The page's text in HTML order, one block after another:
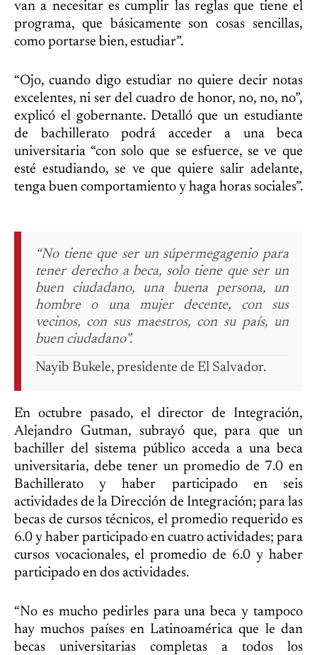
van a necesitar es cumplir las reglas que tiene el
programa, que básicamente son cosas sencillas,
como portarse bien, estudiar”.
“Ojo, cuando digo estudiar no quiere decir notas
excelentes, ni ser del cuadro de honor, no, no, no”,
explicó el gobernante. Detalló que un estudiante
de bachillerato podrá acceder a una beca
universitaria “con solo que se esfuerce, se ve que
esté estudiando, se ve que quiere salir adelante,
tenga buen comportamiento y haga horas sociales”.
“No tiene que ser un súpermegagenio para
tener derecho a beca, solo tiene que ser un
buen ciudadano, una buena persona, un
hombre o una mujer decente, con sus
vecinos, con sus maestros, con su país, un
buen ciudadano”.
Nayib Bukele, presidente de El Salvador.
En octubre pasado, el director de Integración,
Alejandro Gutman, subrayó que, para que un
bachiller del sistema público acceda a una beca
universitaria, debe tener un promedio de 7.0 en
Bachillerato y haber participado en seis
actividades de la Dirección de Integración; para las
becas de cursos técnicos, el promedio requerido es
6.0 y haber participado en cuatro actividades; para
cursos vocacionales, el promedio de 6.0 y haber
participado en dos actividades.
“No es mucho pedirles para una beca y tampoco
hay muchos países en Latinoamérica que le dan
becas universitarias completas a todos los